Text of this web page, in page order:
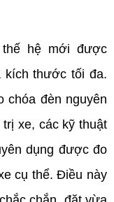
thế hệ mới được
kích thước tối đa.
chóa đèn nguyên
xe, các kỹ thuật
dụng được đo
cụ thể. Điều này